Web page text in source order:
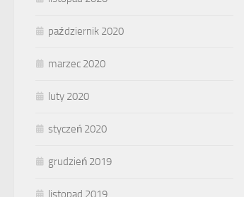
październik 2020
marzec 2020
luty 2020
styczeń 2020
grudzień 2019
listopad 2019